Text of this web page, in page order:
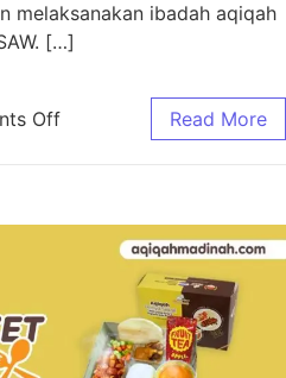
melaksanakan ibadah aqiqah
[…]
Off Read More